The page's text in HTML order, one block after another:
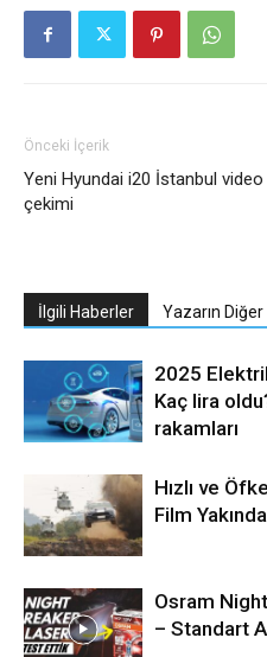
Önceki İçerik
Yeni Hyundai i20 İstanbul video
çekimi
İlgili Haberler Yazarın
2025
Kaç lira
rakamları
Hızlı ve
Film
Osram
– Standart